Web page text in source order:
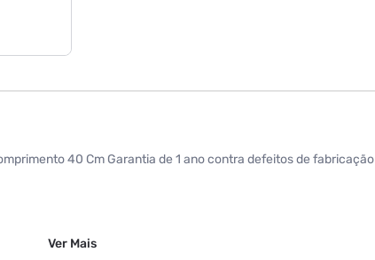
40 Cm Garantia de 1 ano contra defeitos de fabricação
Ver Mais